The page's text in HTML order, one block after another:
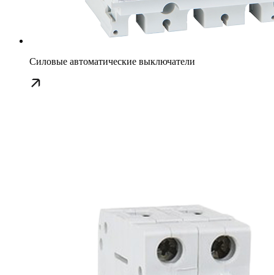
Силовые автоматические выключатели